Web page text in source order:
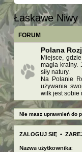
Łaskawe Niwy
FORUM
Polana
Miejsce,
magia krainy.
siły natury.
Na Polanie
używania
wilk jest sobie
Nie masz uprawnień do
ZALOGUJ SIĘ •
Nazwa użytkownika: